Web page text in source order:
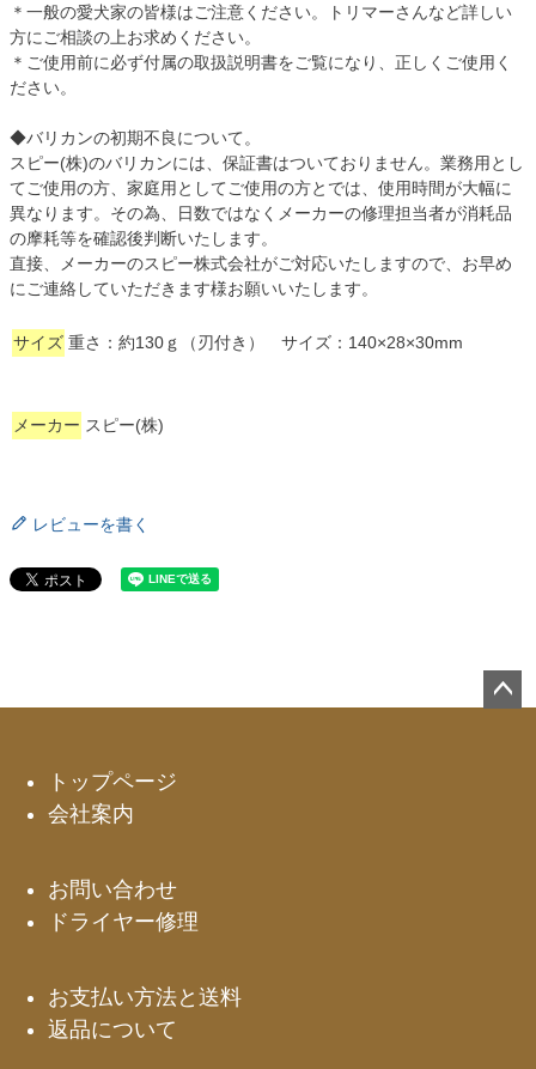
＊一般の愛犬家の皆様はご注意ください。トリマーさんなど詳しい
方にご相談の上お求めください。
＊ご使用前に必ず付属の取扱説明書をご覧になり、正しくご使用く
ださい。
◆バリカンの初期不良について。
スピー(株)のバリカンには、保証書はついておりません。業務用とし
てご使用の方、家庭用としてご使用の方とでは、使用時間が大幅に
異なります。その為、日数ではなくメーカーの修理担当者が消耗品
の摩耗等を確認後判断いたします。
直接、メーカーのスピー株式会社がご対応いたしますので、お早め
にご連絡していただきます様お願いいたします。
サイズ 重さ：約130ｇ（刃付き） サイズ：140×28×30mm
メーカー スピー(株)
レビューを書く
トップページ
会社案内
お問い合わせ
ドライヤー修理
お支払い方法と送料
返品について